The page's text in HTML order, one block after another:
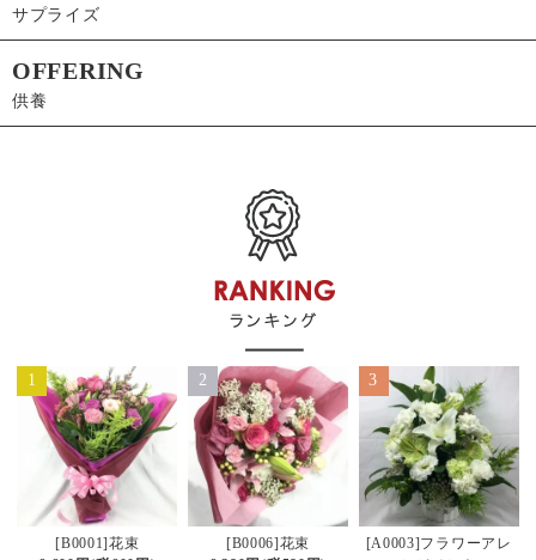
サプライズ
OFFERING
供養
1
[B0001]花束
2
[B0006]花束
3
[A0003]フラワーアレ